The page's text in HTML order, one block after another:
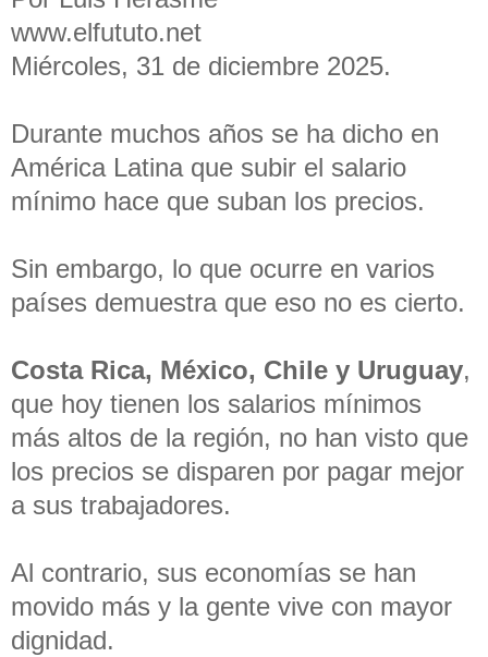
www.elfututo.net
Miércoles, 31 de diciembre 2025.
Durante muchos años se ha dicho en
América Latina que subir el salario
mínimo hace que suban los precios.
Sin embargo, lo que ocurre en varios
países demuestra que eso no es cierto.
Costa Rica, México, Chile y Uruguay,
que hoy tienen los salarios mínimos
más altos de la región, no han visto que
los precios se disparen por pagar mejor
a sus trabajadores.
Al contrario, sus economías se han
movido más y la gente vive con mayor
dignidad.